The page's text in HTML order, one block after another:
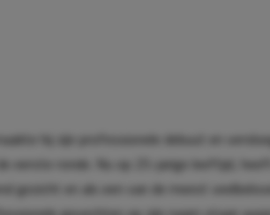
hij zijn professionele debuut en
eerste ronde. Nu op 25-jarige leeftijd,
gezicht en als een van de meest